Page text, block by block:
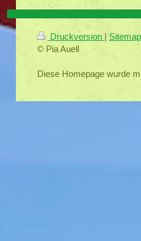
Druckversion | Sitemap
© Pia Auell
Diese Homepage wurde